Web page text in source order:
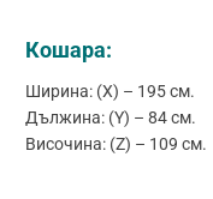
Кошара:
Ширина: (X) – 195 см.
Дължина: (Y) – 84 см.
Височина: (Z) – 109 см.